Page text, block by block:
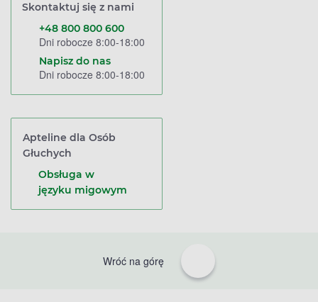
Skontaktuj się z nami
+48 800 800 600
Dni robocze 8:00-18:00
Napisz do nas
Dni robocze 8:00-18:00
Apteline dla Osób
Głuchych
Obsługa w
języku migowym
Wróć na górę